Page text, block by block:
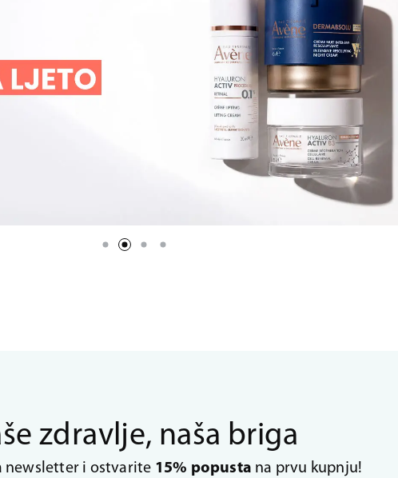
zdravlje, naša briga
newsletter i ostvarite 15% popusta na prvu kupnju!